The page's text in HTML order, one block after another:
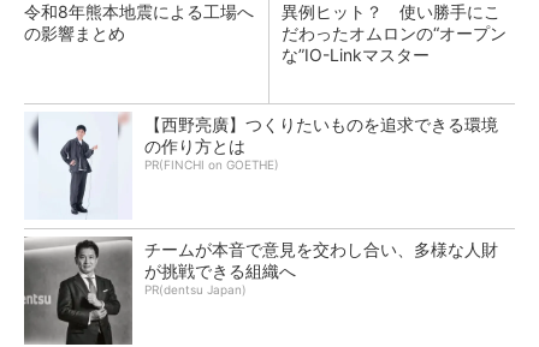
令和8年熊本地震による工場へ
の影響まとめ
異例ヒット？ 使い勝手にこ
だわったオムロンの“オープン
な”IO-Linkマスター
【西野亮廣】つくりたいものを追求できる環境
の作り方とは
PR(FINCHI on GOETHE)
チームが本音で意見を交わし合い、多様な人財
が挑戦できる組織へ
PR(dentsu Japan)